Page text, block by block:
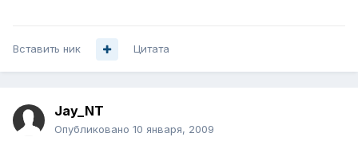
Вставить ник Цитата
Jay_NT
Опубликовано 10 января, 2009